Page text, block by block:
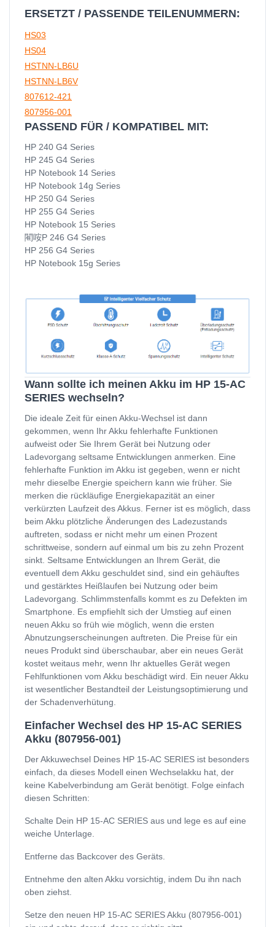
ERSETZT / PASSENDE TEILENUMMERN:
HS03
HS04
HSTNN-LB6U
HSTNN-LB6V
807612-421
807956-001
PASSEND FÜR / KOMPATIBEL MIT:
HP 240 G4 Series
HP 245 G4 Series
HP Notebook 14 Series
HP Notebook 14g Series
HP 250 G4 Series
HP 255 G4 Series
HP Notebook 15 Series
閵咹P 246 G4 Series
HP 256 G4 Series
HP Notebook 15g Series
Wann sollte ich meinen Akku im HP 15-AC
SERIES wechseln?
Die ideale Zeit für einen Akku-Wechsel ist dann
gekommen, wenn Ihr Akku fehlerhafte Funktionen
aufweist oder Sie Ihrem Gerät bei Nutzung oder
Ladevorgang seltsame Entwicklungen anmerken. Eine
fehlerhafte Funktion im Akku ist gegeben, wenn er nicht
mehr dieselbe Energie speichern kann wie früher. Sie
merken die rückläufige Energiekapazität an einer
verkürzten Laufzeit des Akkus. Ferner ist es möglich, dass
beim Akku plötzliche Änderungen des Ladezustands
auftreten, sodass er nicht mehr um einen Prozent
schrittweise, sondern auf einmal um bis zu zehn Prozent
sinkt. Seltsame Entwicklungen an Ihrem Gerät, die
eventuell dem Akku geschuldet sind, sind ein gehäuftes
und gestärktes Heißlaufen bei Nutzung oder beim
Ladevorgang. Schlimmstenfalls kommt es zu Defekten im
Smartphone. Es empfiehlt sich der Umstieg auf einen
neuen Akku so früh wie möglich, wenn die ersten
Abnutzungserscheinungen auftreten. Die Preise für ein
neues Produkt sind überschaubar, aber ein neues Gerät
kostet weitaus mehr, wenn Ihr aktuelles Gerät wegen
Fehlfunktionen vom Akku beschädigt wird. Ein neuer Akku
ist wesentlicher Bestandteil der Leistungsoptimierung und
der Schadenverhütung.
Einfacher Wechsel des HP 15-AC SERIES
Akku (807956-001)
Der Akkuwechsel Deines HP 15-AC SERIES ist besonders
einfach, da dieses Modell einen Wechselakku hat, der
keine Kabelverbindung am Gerät benötigt. Folge einfach
diesen Schritten:
Schalte Dein HP 15-AC SERIES aus und lege es auf eine
weiche Unterlage.
Entferne das Backcover des Geräts.
Entnehme den alten Akku vorsichtig, indem Du ihn nach
oben ziehst.
Setze den neuen HP 15-AC SERIES Akku (807956-001)